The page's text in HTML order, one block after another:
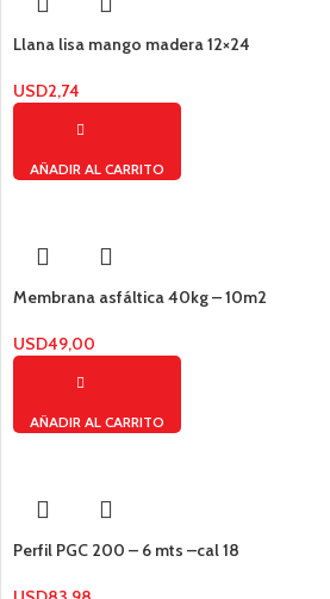
Llana lisa mango madera 12×24
USD2,74
AÑADIR AL CARRITO
Membrana asfáltica 40kg – 10m2
USD49,00
AÑADIR AL CARRITO
Perfil PGC 200 – 6 mts –cal 18